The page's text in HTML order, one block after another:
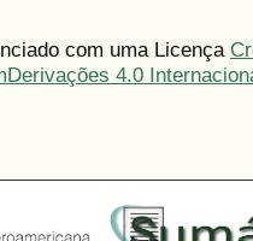
com uma Licença
4.0